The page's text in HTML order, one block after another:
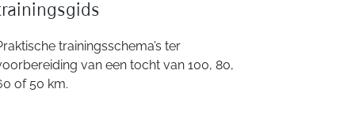
trainingsschema’s ter
van een tocht van 100, 80,
of 50 km.